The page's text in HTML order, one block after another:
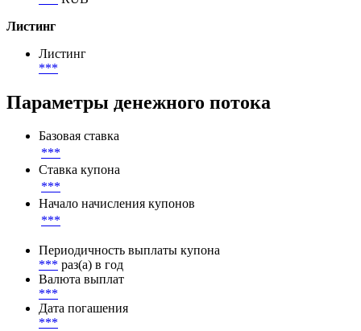
Листинг
Листинг
***
Параметры денежного потока
Базовая ставка
***
Ставка купона
***
Начало начисления купонов
***
Периодичность выплаты купона
*** раз(а) в год
Валюта выплат
***
Дата погашения
***